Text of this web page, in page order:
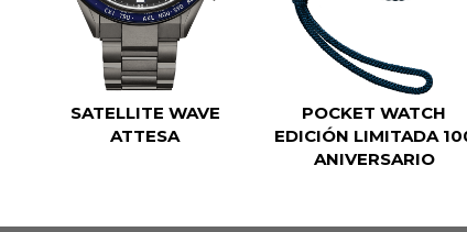
SATELLITE WAVE
ATTESA
POCKET WATCH
EDICIÓN LIMITADA
ANIVERSARIO